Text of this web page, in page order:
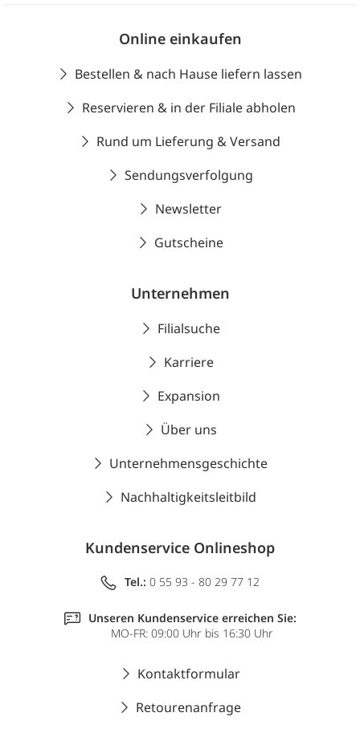
Online einkaufen
Bestellen & nach Hause liefern lassen
Reservieren & in der Filiale abholen
Rund um Lieferung & Versand
Sendungsverfolgung
Newsletter
Gutscheine
Unternehmen
Filialsuche
Karriere
Expansion
Über uns
Unternehmensgeschichte
Nachhaltigkeitsleitbild
Kundenservice Onlineshop
Tel.: 0 55 93 - 80 29 77 12
Unseren Kundenservice erreichen Sie:
MO-FR: 09:00 Uhr bis 16:30 Uhr
Kontaktformular
Retourenanfrage